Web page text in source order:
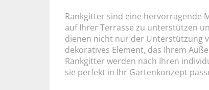
Rankgitter sind eine hervorragende
auf Ihrer Terrasse zu unterstützen
dienen nicht nur der Unterstützung
dekoratives Element, das Ihrem
Rankgitter werden nach Ihren
sie perfekt in Ihr Gartenkonzept